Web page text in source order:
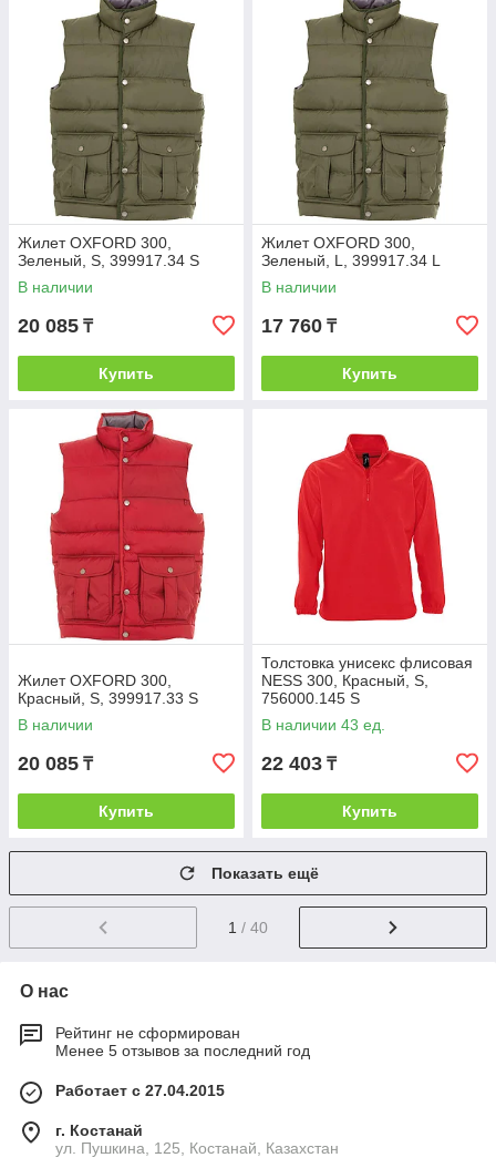
Жилет OXFORD 300,
Зеленый, S, 399917.34 S
В наличии
20 085 ₸
Купить
Жилет OXFORD 300,
Зеленый, L, 399917.34 L
В наличии
17 760 ₸
Купить
Жилет OXFORD 300,
Красный, S, 399917.33 S
В наличии
20 085 ₸
Купить
Толстовка унисекс флисовая
NESS 300, Красный, S,
756000.145 S
В наличии 43 ед.
22 403 ₸
Купить
Показать ещё
1 / 40
О нас
Рейтинг не сформирован
Менее 5 отзывов за последний год
Работает с 27.04.2015
г. Костанай
ул. Пушкина, 125, Костанай, Казахстан